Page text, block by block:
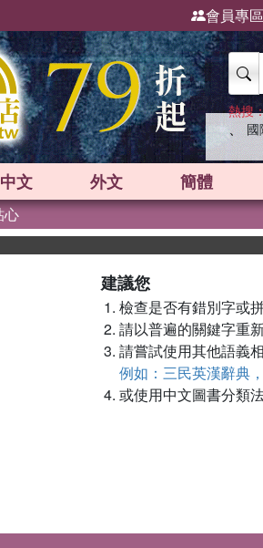
會員專區
熱搜
、
中文 外文 簡體
心
建議您
檢查是否有錯別字或
請以普遍的關鍵字重
請嘗試使用其他語義
例如：三民英漢辭典
或使用中文圖書分類